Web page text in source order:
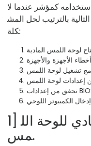
كمؤشر عندما لا
بالترتيب لحل المش
كلة:
لوحة اللمس المادية
تشغيل لوحة اللمس
إعدادات لوحة اللمس
الكمبيوتر اللوحي
1] تحقق من المفتاح المادي للوحة الل
مس.